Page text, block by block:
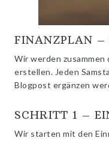
FINANZPLAN –
Wir werden zusammen
erstellen. Jeden
Blogpost ergänzen
SCHRITT 1 –
Wir starten mit den